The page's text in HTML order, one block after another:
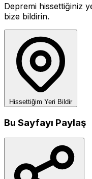
Depremi hissettiğiniz
bize bildirin.
Hissettiğim Yeri Bildir
Bu Sayfayı Paylaş